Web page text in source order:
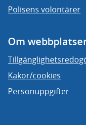
Polisens volontärer
Om
Kakor/cookies
Personuppgifter